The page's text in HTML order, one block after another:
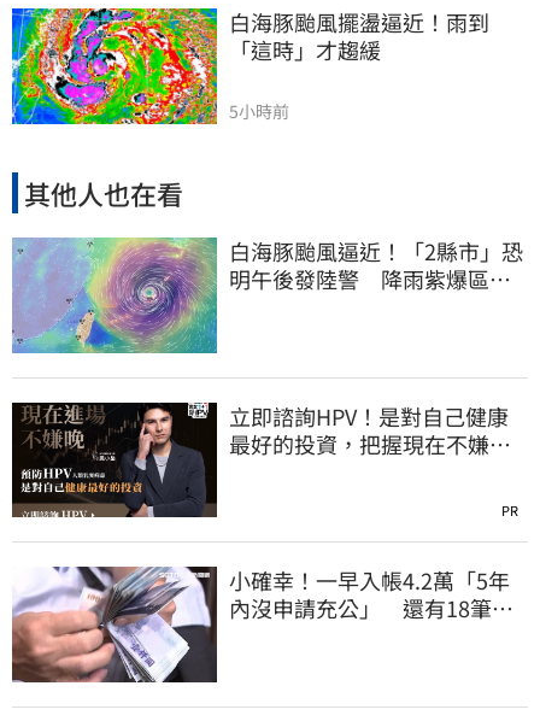
白海豚颱風擺盪逼近！雨到
「這時」才趨緩
5小時前
其他人也在看
白海豚颱風逼近！「2縣市」恐
明午後發陸警 降雨紫爆區域
立即諮詢HPV！是對自己健康
最好的投資，把握現在不嫌
PR
小確幸！一早入帳4.2萬「5年
內沒申請充公」 還有18筆錢